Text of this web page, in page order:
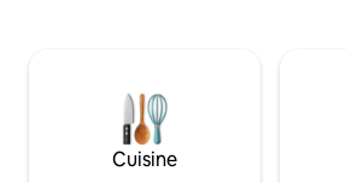
d’honneur de notre famille. Un niveau
d’attention et d’hospitalité que vous ne
trouverez pas dans les grandes chaînes
hôtelières.Cuisine